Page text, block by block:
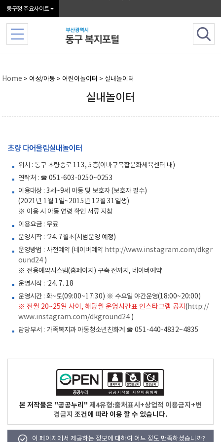
동구청 주요사이트
Home > 여성/아동 > 어린이놀이터 > 실내놀이터
실내놀이터
초량 다어울림실내놀이터
위치 : 동구 초량중로 113, 5층(이바구복합문화체육센터 내)
연락처 : ☎ 051-603-0250~0253
이용대상 : 3세~9세 아동 및 보호자 (보호자 필수)
(2021년 1월 1일~2015년 12월 31일생)
※ 이용 시 아동 연령 확인 서류 지참
이용요금 : 무료
운영시작 : ‘24. 7월초(시범운영 예정)
운영방법 : 사전예약 (네이버예약 http://www.instagram.com/dkgr
ound24 )
※ 전용예약시스템(홈페이지) 구축 전까지, 네이버예약
운영시작 : ‘24. 7. 18
운영시간 : 화~토(09:00~17:30) ※ 수요일 야간운영(18:00~20:00)
※ 전월 20~25일 사이, 해당월 운영시간표 인스타그램 공지( http://
www.instagram.com/dkground24 )
담당부서 : 가족복지과 아동청소년친화계 ☎ 051-440-4832~4835
본 저작물은 "공공누리" 제4유형:출처표시+상업적 이용금지+변
경금지 조건에 따라 이용 할 수 있습니다.
이 페이지에서 제공하는 정보에 대하여 어느 정도 만족하셨습니까?